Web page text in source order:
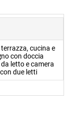
cucina e
con doccia
letto e camera
due letti